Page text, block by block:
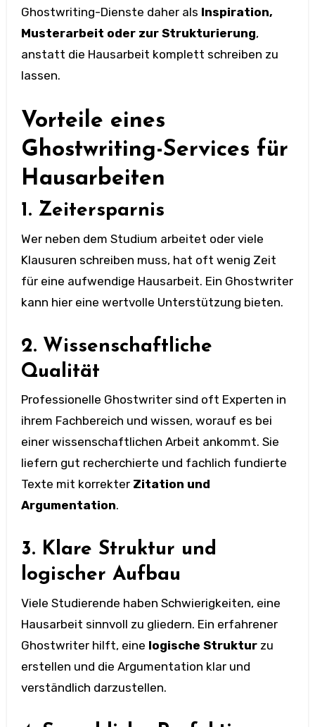
Ghostwriting-Dienste daher als Inspiration,
Musterarbeit oder zur Strukturierung,
anstatt die Hausarbeit komplett schreiben zu
lassen.
Vorteile eines
Ghostwriting-Services für
Hausarbeiten
1. Zeitersparnis
Wer neben dem Studium arbeitet oder viele
Klausuren schreiben muss, hat oft wenig Zeit
für eine aufwendige Hausarbeit. Ein Ghostwriter
kann hier eine wertvolle Unterstützung bieten.
2. Wissenschaftliche
Qualität
Professionelle Ghostwriter sind oft Experten in
ihrem Fachbereich und wissen, worauf es bei
einer wissenschaftlichen Arbeit ankommt. Sie
liefern gut recherchierte und fachlich fundierte
Texte mit korrekter Zitation und
Argumentation.
3. Klare Struktur und
logischer Aufbau
Viele Studierende haben Schwierigkeiten, eine
Hausarbeit sinnvoll zu gliedern. Ein erfahrener
Ghostwriter hilft, eine logische Strukturzu
erstellen und die Argumentation klar und
verständlich darzustellen.